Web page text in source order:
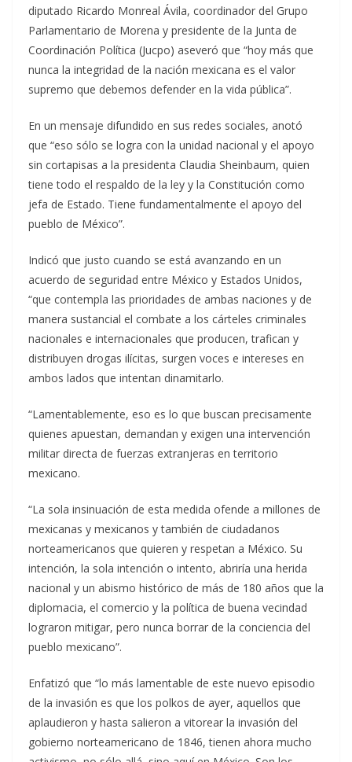
diputado Ricardo Monreal Ávila, coordinador del Grupo
Parlamentario de Morena y presidente de la Junta de
Coordinación Política (Jucpo) aseveró que “hoy más que
nunca la integridad de la nación mexicana es el valor
supremo que debemos defender en la vida pública”.
En un mensaje difundido en sus redes sociales, anotó
que “eso sólo se logra con la unidad nacional y el apoyo
sin cortapisas a la presidenta Claudia Sheinbaum, quien
tiene todo el respaldo de la ley y la Constitución como
jefa de Estado. Tiene fundamentalmente el apoyo del
pueblo de México”.
Indicó que justo cuando se está avanzando en un
acuerdo de seguridad entre México y Estados Unidos,
“que contempla las prioridades de ambas naciones y de
manera sustancial el combate a los cárteles criminales
nacionales e internacionales que producen, trafican y
distribuyen drogas ilícitas, surgen voces e intereses en
ambos lados que intentan dinamitarlo.
“Lamentablemente, eso es lo que buscan precisamente
quienes apuestan, demandan y exigen una intervención
militar directa de fuerzas extranjeras en territorio
mexicano.
“La sola insinuación de esta medida ofende a millones de
mexicanas y mexicanos y también de ciudadanos
norteamericanos que quieren y respetan a México. Su
intención, la sola intención o intento, abriría una herida
nacional y un abismo histórico de más de 180 años que la
diplomacia, el comercio y la política de buena vecindad
lograron mitigar, pero nunca borrar de la conciencia del
pueblo mexicano”.
Enfatizó que “lo más lamentable de este nuevo episodio
de la invasión es que los polkos de ayer, aquellos que
aplaudieron y hasta salieron a vitorear la invasión del
gobierno norteamericano de 1846, tienen ahora mucho